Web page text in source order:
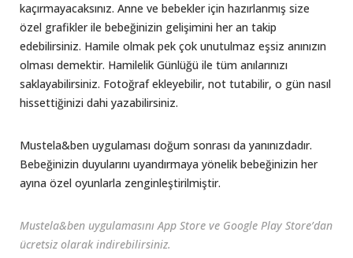
kaçırmayacaksınız. Anne ve bebekler için hazırlanmış size
özel grafikler ile bebeğinizin gelişimini her an takip
edebilirsiniz. Hamile olmak pek çok unutulmaz eşsiz anınızın
olması demektir. Hamilelik Günlüğü ile tüm anılarınızı
saklayabilirsiniz. Fotoğraf ekleyebilir, not tutabilir, o gün nasıl
hissettiğinizi dahi yazabilirsiniz.
Mustela&ben uygulaması doğum sonrası da yanınızdadır.
Bebeğinizin duyularını uyandırmaya yönelik bebeğinizin her
ayına özel oyunlarla zenginleştirilmiştir.
Mustela&ben uygulamasını App Store ve Google Play Store’dan
ücretsiz olarak indirebilirsiniz.